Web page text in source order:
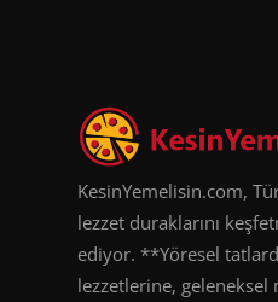
KesinYemelisin.com,
lezzet duraklarını
ediyor. **Yöresel
lezzetlerine,